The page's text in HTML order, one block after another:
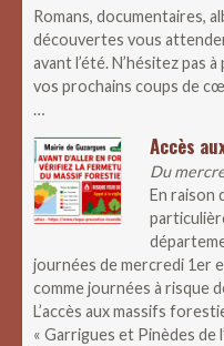
Romans, documentaires,
découvertes vous
avant l’été. N’hésitez pas
vos prochains coups de
…
Accès
Du
En raison
journées de mercredi 1er
comme journées à risque
L’accès aux massifs
« Garrigues et Pinèdes de